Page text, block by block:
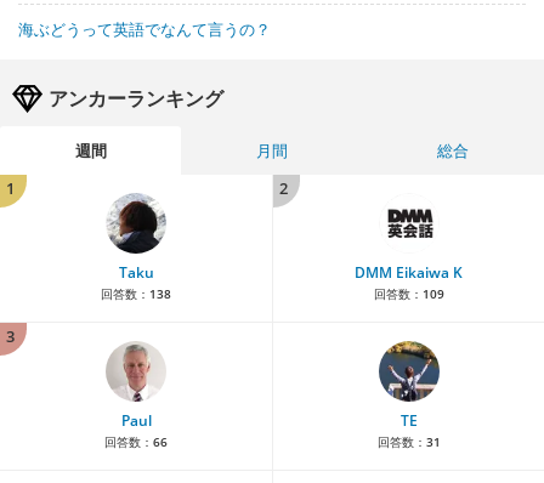
海ぶどうって英語でなんて言うの？
アンカーランキング
週間 月間
総合
1
Taku
回答数： 138
2
DMM Eikaiwa K
回答数： 109
3
Paul
回答数： 66
TE
回答数： 31